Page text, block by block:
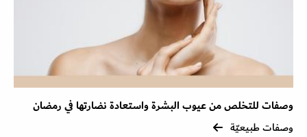
وصفات للتخلص من عيوب البشرة واستعادة نضارتها في رمضان
وصفات طبيعيّة